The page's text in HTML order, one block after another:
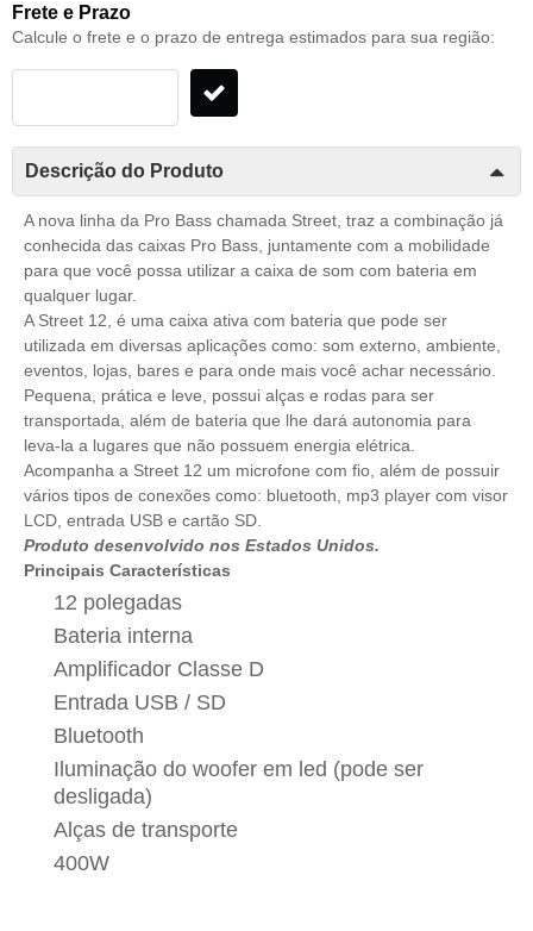
Frete e Prazo
Calcule o frete e o prazo de entrega estimados para sua região:
Descrição do Produto
A nova linha da Pro Bass chamada Street, traz a combinação já
conhecida das caixas Pro Bass, juntamente com a mobilidade
para que você possa utilizar a caixa de som com bateria em
qualquer lugar.
A Street 12, é uma caixa ativa com bateria que pode ser
utilizada em diversas aplicações como: som externo, ambiente,
eventos, lojas, bares e para onde mais você achar necessário.
Pequena, prática e leve, possui alças e rodas para ser
transportada, além de bateria que lhe dará autonomia para
leva-la a lugares que não possuem energia elétrica.
Acompanha a Street 12 um microfone com fio, além de possuir
vários tipos de conexões como: bluetooth, mp3 player com visor
LCD, entrada USB e cartão SD.
Produto desenvolvido nos Estados Unidos.
Principais Características
12 polegadas
Bateria interna
Amplificador Classe D
Entrada USB / SD
Bluetooth
Iluminação do woofer em led (pode ser
desligada)
Alças de transporte
400W